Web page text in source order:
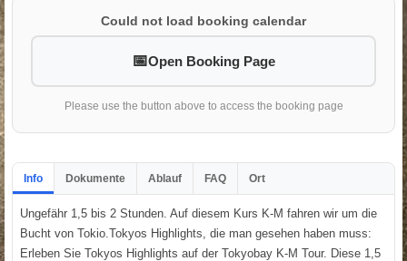
Could not load booking calendar
Open Booking Page
Please use the button above to access the booking page
Info Dokumente Ablauf FAQ Ort
Ungefähr 1,5 bis 2 Stunden. Auf diesem Kurs K-M fahren wir um die
Bucht von Tokio.Tokyos Highlights, die man gesehen haben muss:
Erleben Sie Tokyos Highlights auf der Tokyobay K-M Tour. Diese 1,5